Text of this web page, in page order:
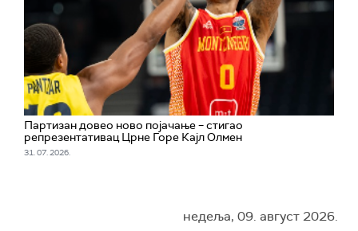
Партизан довео ново појачање – стигао
репрезентативац Црне Горе Кајл Олмен
31. 07. 2026.
недеља, 09. август 2026.